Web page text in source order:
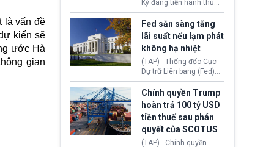
là vấn đề
kiến sẽ
ước Hà
gian
áp lực dồn dập, FIFA phải
tổ chức cuộc họp khẩn ở
Morocco.
Kỳ đang tiến hành thủ
tục thu hồi chứng nhận
hoạt động của tổ chức
hiến tạng Network for
Hope (bang Kentucky).
Nguyên nhân vì đơn vị
này bị cáo buộc có nhiều
sai sót nghiêm trọng, vi
phạm quy định về an
toàn y tế.
Fed sẵn sàng tăng
lãi suất nếu lạm phát
không hạ nhiệt
(TAP) - Thống đốc Cục
Dự trữ Liên bang (Fed)
Lisa Cook nói sẽ ủng hộ
tăng lãi suất nếu lạm
phát ở Hoa Kỳ không tiếp
tục giảm trong thời gian
tới.
Chính quyền Trump
hoàn trả 100 tỷ USD
tiền thuế sau phán
quyết của SCOTUS
(TAP) - Chính quyền